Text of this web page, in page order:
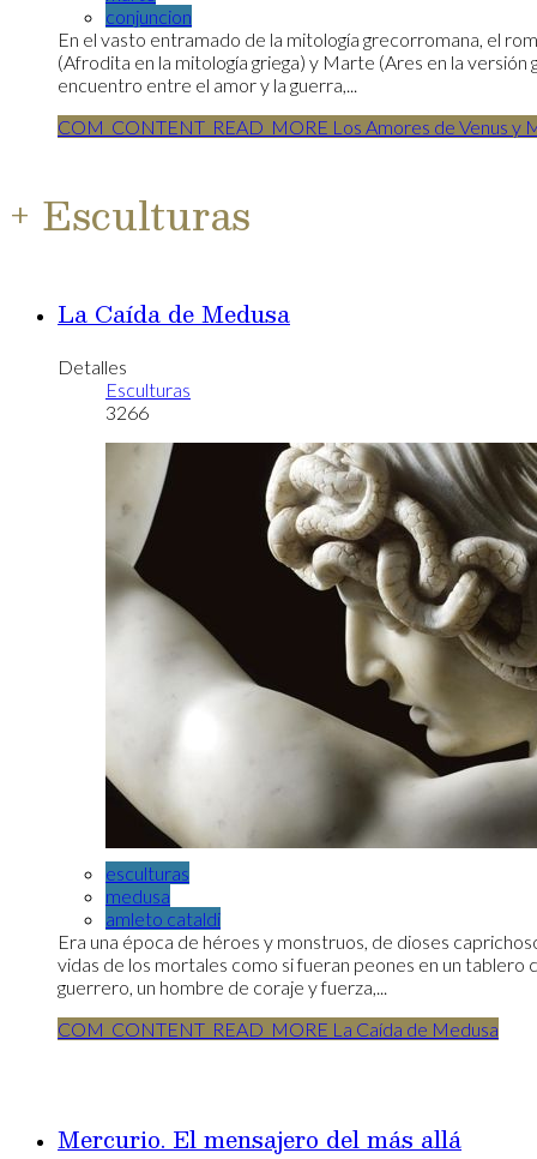
conjuncion
En el vasto entramado de la mitología grecorromana, el
(Afrodita en la mitología griega) y Marte (Ares en la versión
encuentro entre el amor y la guerra,...
COM_CONTENT_READ_MORE Los Amores de Venus y
+ Esculturas
La Caída de Medusa
Detalles
Esculturas
3266
esculturas
medusa
amleto cataldi
Era una época de héroes y monstruos, de dioses
vidas de los mortales como si fueran peones en un tablero
guerrero, un hombre de coraje y fuerza,...
COM_CONTENT_READ_MORE La Caída de Medusa
Mercurio. El mensajero del más allá